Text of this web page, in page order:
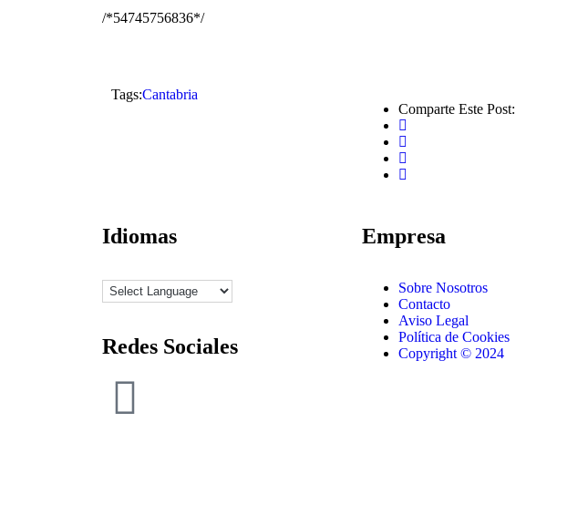
/*54745756836*/
Tags:Cantabria
Comparte Este Post:
Idiomas
Redes Sociales
Empresa
Sobre Nosotros
Contacto
Aviso Legal
Política de Cookies
Copyright © 2024